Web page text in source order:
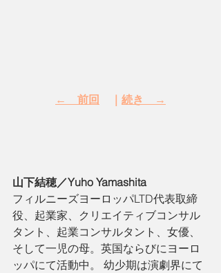
←　前回 ｜ 続き　→
山下結穂／Yuho Yamashita
フィルニーズヨーロッパLTD代表取締
役、起業家、クリエイティブコンサル
タント、起業コンサルタント、女優、
そして一児の母。英国ならびにヨーロ
ッパにて活動中。 幼少期は演劇界にて